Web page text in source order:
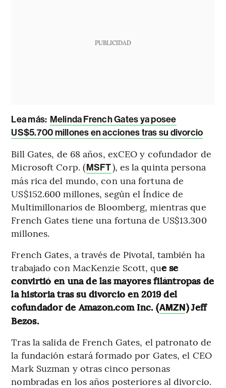
PUBLICIDAD
Lea más: Melinda French Gates ya posee
US$5.700 millones en acciones tras su divorcio
Bill Gates, de 68 años, exCEO y cofundador de
Microsoft Corp. (MSFT), es la quinta persona
más rica del mundo, con una fortuna de
US$152.600 millones, según el Índice de
Multimillonarios de Bloomberg, mientras que
French Gates tiene una fortuna de US$13.300
millones.
French Gates, a través de Pivotal, también ha
trabajado con MacKenzie Scott, que se
convirtió en una de las mayores filántropas de
la historia tras su divorcio en 2019 del
cofundador de Amazon.com Inc. (AMZN) Jeff
Bezos.
Tras la salida de French Gates, el patronato de
la fundación estará formado por Gates, el CEO
Mark Suzman y otras cinco personas
nombradas en los años posteriores al divorcio.